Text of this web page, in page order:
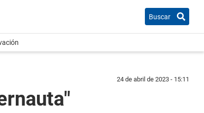
Buscar
24 de abril de 2023 - 15:11